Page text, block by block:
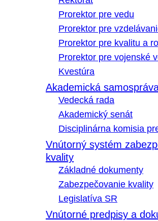
Prorektor pre vedu
Prorektor pre
Prorektor pre kvalitu a
Prorektor pre vojenské
Kvestúra
Akademická
Vedecká rada
Akademický senát
Disciplinárna komisia
Vnútorný systém
kvality
Základné dokumenty
Zabezpečovanie kvality
Legislatíva SR
Vnútorné predpisy a